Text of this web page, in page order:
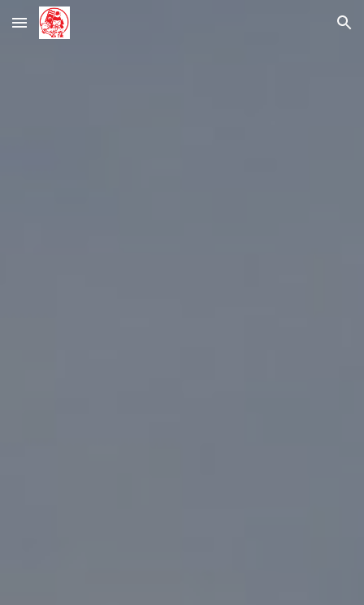
Skip to main content Skip to navigation